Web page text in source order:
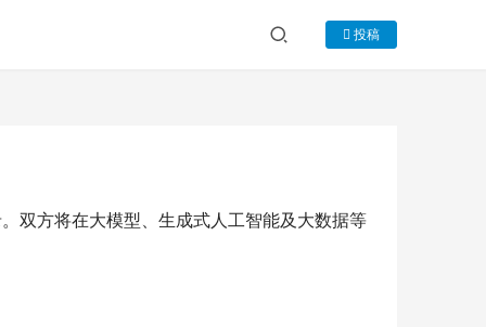
投稿
双方将在大模型、生成式人工智能及大数据等